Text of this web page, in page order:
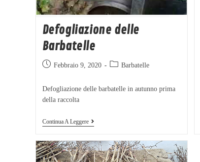
Defogliazione delle
Barbatelle
Febbraio 9, 2020 Barbatelle
Defogliazione delle barbatelle in autunno prima
della raccolta
Continua A Leggere